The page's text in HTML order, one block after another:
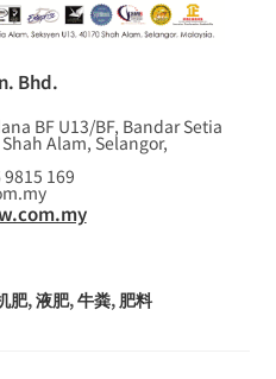
Bhd.
BF U13/BF, Bandar Setia
Alam, Selangor,
169
肥,液肥,牛粪, 肥料